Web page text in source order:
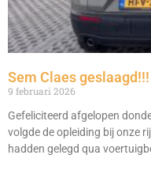
Sem Claes geslaagd!!!
9 februari 2026
Gefeliciteerd afgelopen
volgde de opleiding bij onze
hadden gelegd qua